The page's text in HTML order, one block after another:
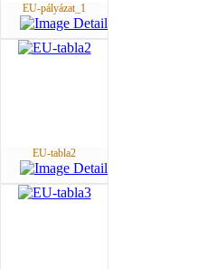
EU-pályázat_1
EU-tabla2